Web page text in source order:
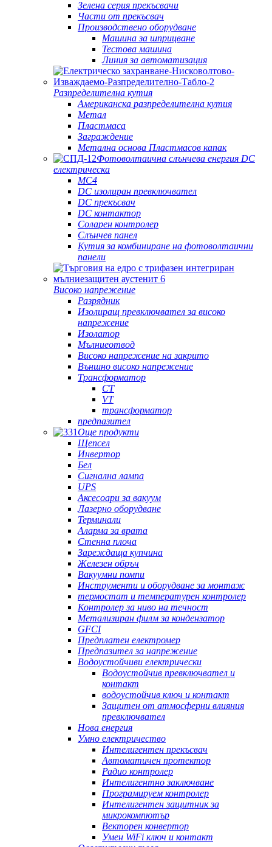
Зелена серия прекъсвачи
Части от прекъсвач
Производствено оборудване
Машина за шприцване
Тестова машина
Линия за автоматизация
Разпределителна кутия
Американска разпределителна кутия
Метал
Пластмаса
Заграждение
Метална основа Пластмасов капак
Фотоволтаична слънчева енергия DC
електрическа
MC4
DC изолиран превключвател
DC прекъсвач
DC контактор
Соларен контролер
Слънчев панел
Кутия за комбиниране на фотоволтаични
панели
Високо напрежение
Разрядник
Изолиращ превключвател за високо
напрежение
Изолатор
Мълниеотвод
Високо напрежение на закрито
Външно високо напрежение
Трансформатор
CT
VT
трансформатор
предпазител
Още продукти
Щепсел
Инвертор
Бел
Сигнална лампа
UPS
Аксесоари за вакуум
Лазерно оборудване
Терминали
Аларма за врата
Стенна плоча
Зареждаща купчина
Железен обръч
Вакуумни помпи
Инструменти и оборудване за монтаж
термостат и температурен контролер
Контролер за ниво на течност
Метализиран филм за кондензатор
GFCI
Предплатен електромер
Предпазител за напрежение
Водоустойчиви електрически
Водоустойчив превключвател и
контакт
водоустойчив ключ и контакт
Защитен от атмосферни влияния
превключвател
Нова енергия
Умно електричество
Интелигентен прекъсвач
Автоматичен протектор
Радио контролер
Интелигентно заключване
Програмируем контролер
Интелигентен защитник за
микрокомпютър
Векторен конвертор
Умен WiFi ключ и контакт